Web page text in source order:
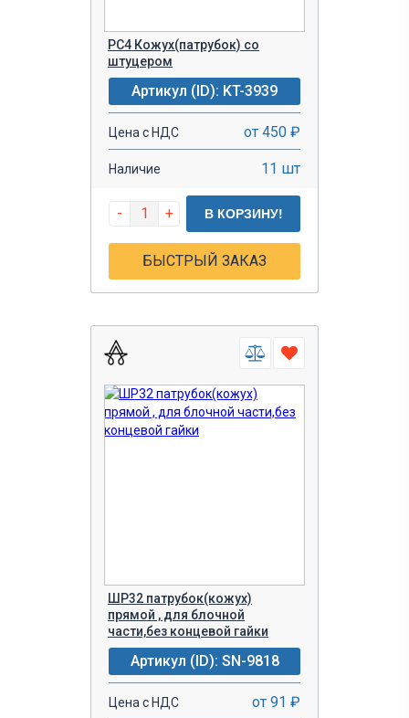
PC4 Кожух(патрубок) со
штуцером
Артикул (ID): KT-3939
Цена с НДС от 450 ₽
Наличие 11 шт
- + В КОРЗИНУ!
БЫСТРЫЙ ЗАКАЗ
ШР32 патрубок(кожух)
прямой , для блочной
части,без концевой гайки
Артикул (ID): SN-9818
Цена с НДС от 91 ₽